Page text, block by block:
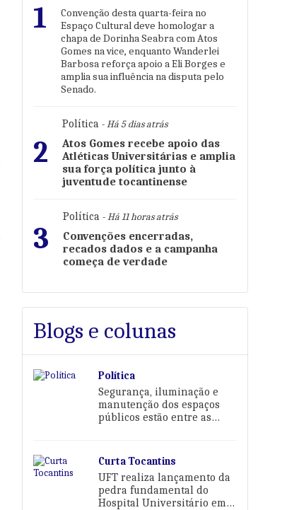
1
Convenção desta quarta-feira no
Espaço Cultural deve homologar a
chapa de Dorinha Seabra com Atos
Gomes na vice, enquanto Wanderlei
Barbosa reforça apoio a Eli Borges e
amplia sua influência na disputa pelo
Senado.
2
Política - Há 5 dias atrás
Atos Gomes recebe apoio das
Atléticas Universitárias e amplia
sua força política junto à
juventude tocantinense
3
Política - Há 11 horas atrás
Convenções encerradas,
recados dados e a campanha
começa de verdade
Blogs e colunas
Política
Segurança, iluminação e
manutenção dos espaços
públicos estão entre as
Curta Tocantins
UFT realiza lançamento da
pedra fundamental do
Hospital Universitário em